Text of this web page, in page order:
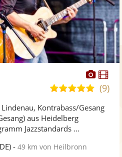
Fotos
5,0
5
(9)
Kontrabass/Gesang
aus Heidelberg
Jazzstandards ...
-49 km von Heilbronn